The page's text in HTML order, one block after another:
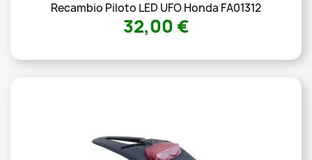
Recambio Piloto LED UFO Honda FA01312
32,00 €